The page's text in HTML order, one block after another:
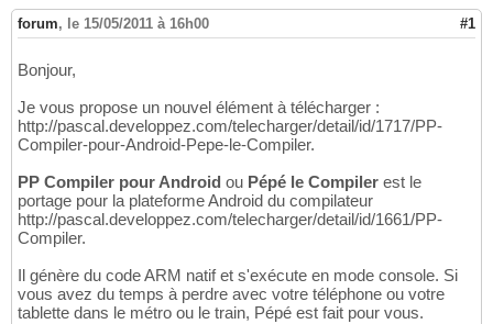
forum, le 15/05/2011 à 16h00 #1
Bonjour,
Je vous propose un nouvel élément à télécharger :
http://pascal.developpez.com/telecharger/detail/id/1717/PP-
Compiler-pour-Android-Pepe-le-Compiler.
PP Compiler pour Android ou Pépé le Compiler est le
portage pour la plateforme Android du compilateur
http://pascal.developpez.com/telecharger/detail/id/1661/PP-
Compiler.
Il génère du code ARM natif et s'exécute en mode console. Si
vous avez du temps à perdre avec votre téléphone ou votre
tablette dans le métro ou le train, Pépé est fait pour vous.